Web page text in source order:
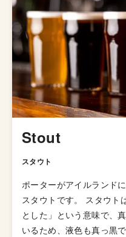
のヤギはこのとき出会っ
この創業の物語と志を忘
ビール造りを心がけてい
す。
Stout
スタウト
ポーターがアイルランド
スタウトです。 スタウト
とした」という意味で、
いるため、液色も真っ黒